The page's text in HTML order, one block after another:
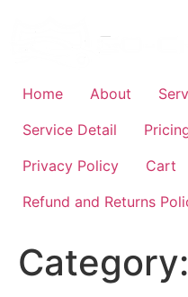
Home About
Service Detail
Privacy Policy
Cart
Refund and Returns
Category: